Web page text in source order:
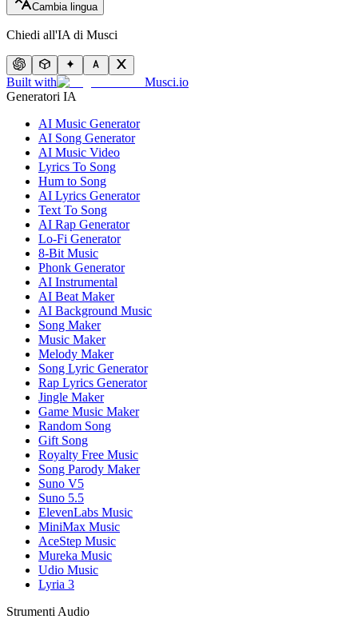
Cambia lingua
Chiedi all'IA di Musci
Built with
Musci.io
Generatori IA
AI Music Generator
AI Song Generator
AI Music Video
Lyrics To Song
Hum to Song
AI Lyrics Generator
Text To Song
AI Rap Generator
Lo-Fi Generator
8-Bit Music
Phonk Generator
AI Instrumental
AI Beat Maker
AI Background Music
Song Maker
Music Maker
Melody Maker
Song Lyric Generator
Rap Lyrics Generator
Jingle Maker
Game Music Maker
Random Song
Gift Song
Royalty Free Music
Song Parody Maker
Suno V5
Suno 5.5
ElevenLabs Music
MiniMax Music
AceStep Music
Mureka Music
Udio Music
Lyria 3
Strumenti Audio